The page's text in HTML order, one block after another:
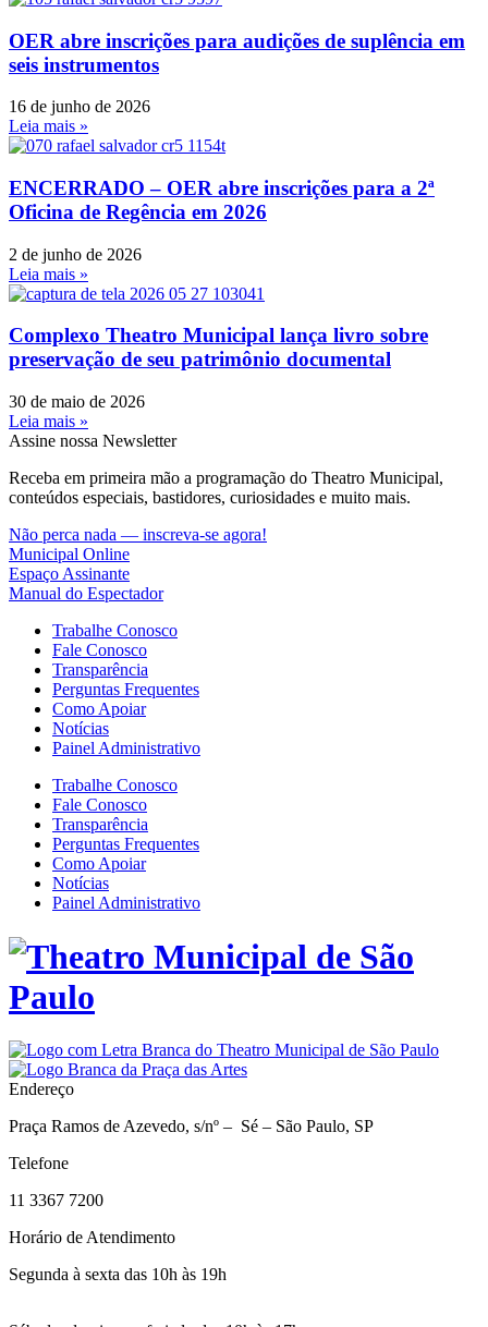
OER abre inscrições para audições de suplência em
seis instrumentos
16 de junho de 2026
Leia mais »
ENCERRADO – OER abre inscrições para a 2ª
Oficina de Regência em 2026
2 de junho de 2026
Leia mais »
Complexo Theatro Municipal lança livro sobre
preservação de seu patrimônio documental
30 de maio de 2026
Leia mais »
Assine nossa Newsletter
Receba em primeira mão a programação do Theatro Municipal,
conteúdos especiais, bastidores, curiosidades e muito mais.
Não perca nada — inscreva-se agora!
Municipal Online
Espaço Assinante
Manual do Espectador
Trabalhe Conosco
Fale Conosco
Transparência
Perguntas Frequentes
Como Apoiar
Notícias
Painel Administrativo
Trabalhe Conosco
Fale Conosco
Transparência
Perguntas Frequentes
Como Apoiar
Notícias
Painel Administrativo
Endereço
Praça Ramos de Azevedo, s/nº – Sé – São Paulo, SP
Telefone
11 3367 7200
Horário de Atendimento
Segunda à sexta das 10h às 19h